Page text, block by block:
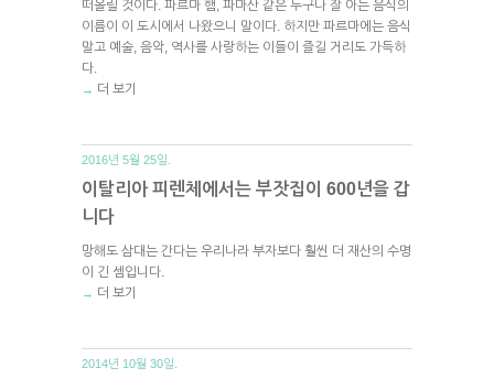
떠올릴 것이다. 파르마 햄, 파마산 같은 누구나 잘 아는 음식의
이름이 이 도시에서 나왔으니 말이다. 하지만 파르마에는 음식
말고 예술, 음악, 역사를 사랑하는 이들이 즐길 거리도 가득하
다.
→ 더 보기
2016년 5월 25일.
이탈리아 피렌체에서는 부잣집이 600년을 갑
니다
망해도 삼대는 간다는 우리나라 부자보다 훨씬 더 재산의 수명
이 긴 셈입니다.
→ 더 보기
2014년 10월 30일.